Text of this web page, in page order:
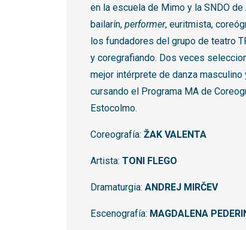
en la escuela de Mimo y la SNDO
bailarín, performer, euritmista,
los fundadores del grupo de teatro
y coregrafiando. Dos veces
mejor intérprete de danza
cursando el Programa MA de
Estocolmo.
Coreografía: ŽAK VALENTA
Artista: TONI FLEGO
Dramaturgia: ANDREJ MIRČEV
Escenografía: MAGDALENA